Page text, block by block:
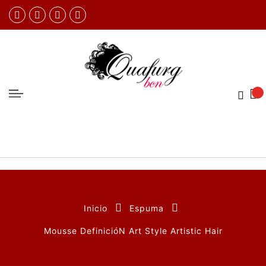
Inicio Espuma
Mousse DefinicióN Art Style Artistic Hair